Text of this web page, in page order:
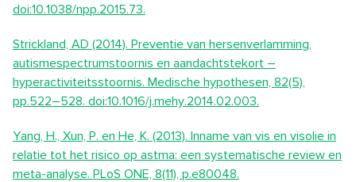
doi:10.1038/npp.2015.73.
Strickland, AD (2014). Preventie van hersenverlamming,
autismespectrumstoornis en aandachtstekort –
hyperactiviteitsstoornis. Medische hypothesen, 82(5),
pp.522–528. doi:10.1016/j.mehy.2014.02.003.
Yang, H., Xun, P. en He, K. (2013). Inname van vis en visolie in
relatie tot het risico op astma: een systematische review en
meta-analyse. PLoS ONE, 8(11), p.e80048.